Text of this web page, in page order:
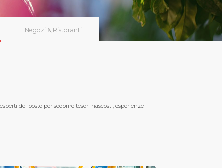
Negozi & Ristoranti
del posto per scoprire tesori nascosti, esperienze